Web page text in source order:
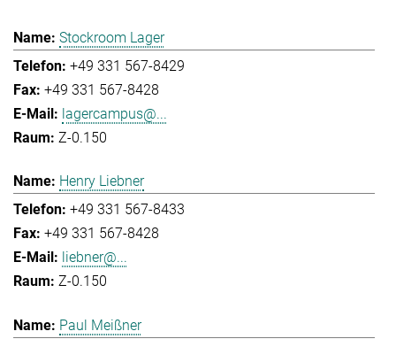
Stockroom Lager
+49 331 567-8429
+49 331 567-8428
lagercampus@...
Z-0.150
Henry Liebner
+49 331 567-8433
+49 331 567-8428
liebner@...
Z-0.150
Paul Meißner